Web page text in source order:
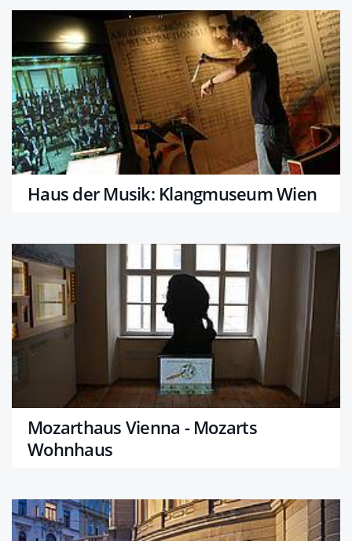
Haus der Musik: Klangmuseum Wien
Mozarthaus Vienna - Mozarts
Wohnhaus